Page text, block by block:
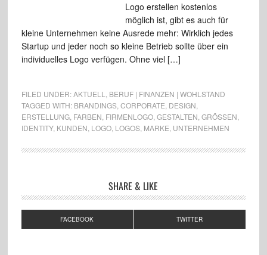
Logo erstellen kostenlos
möglich ist, gibt es auch für
kleine Unternehmen keine Ausrede mehr: Wirklich jedes
Startup und jeder noch so kleine Betrieb sollte über ein
individuelles Logo verfügen. Ohne viel […]
FILED UNDER:AKTUELL
BERUF | FINANZEN | WOHLSTAND
TAGGED WITH: BRANDINGS, CORPORATE DESIGN
ERSTELLUNG, FARBEN FIRMENLOGO, GESTALTEN GRÖSSEN
IDENTITY, KUNDEN LOGO, LOGOS, MARKE UNTERNEHMEN
SHARE & LIKE
FACEBOOK TWITTER